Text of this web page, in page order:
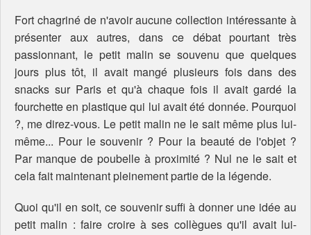
Fort chagriné de n'avoir aucune collection intéressante à
présenter aux autres, dans ce débat pourtant très
passionnant, le petit malin se souvenu que quelques
jours plus tôt, il avait mangé plusieurs fois dans des
snacks sur Paris et qu'à chaque fois il avait gardé la
fourchette en plastique qui lui avait été donnée. Pourquoi
?, me direz-vous. Le petit malin ne le sait même plus lui-
même... Pour le souvenir ? Pour la beauté de l'objet ?
Par manque de poubelle à proximité ? Nul ne le sait et
cela fait maintenant pleinement partie de la légende.
Quoi qu'il en soit, ce souvenir suffi à donner une idée au
petit malin : faire croire à ses collègues qu'il avait lui-